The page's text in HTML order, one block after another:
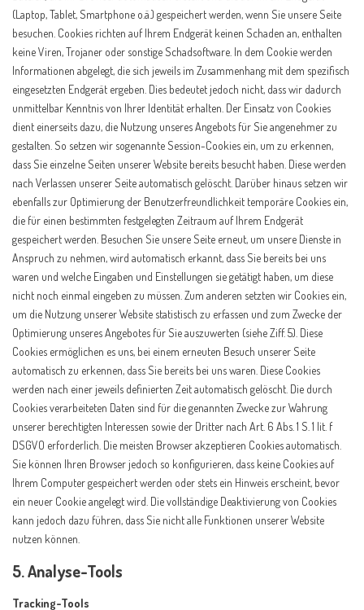
(Laptop, Tablet, Smartphone o.ä.) gespeichert werden, wenn Sie unsere Seite
besuchen. Cookies richten auf Ihrem Endgerät keinen Schaden an, enthalten
keine Viren, Trojaner oder sonstige Schadsoftware. In dem Cookie werden
Informationen abgelegt, die sich jeweils im Zusammenhang mit dem spezifisch
eingesetzten Endgerät ergeben. Dies bedeutet jedoch nicht, dass wir dadurch
unmittelbar Kenntnis von Ihrer Identität erhalten. Der Einsatz von Cookies
dient einerseits dazu, die Nutzung unseres Angebots für Sie angenehmer zu
gestalten. So setzen wir sogenannte Session-Cookies ein, um zu erkennen,
dass Sie einzelne Seiten unserer Website bereits besucht haben. Diese werden
nach Verlassen unserer Seite automatisch gelöscht. Darüber hinaus setzen wir
ebenfalls zur Optimierung der Benutzerfreundlichkeit temporäre Cookies ein,
die für einen bestimmten festgelegten Zeitraum auf Ihrem Endgerät
gespeichert werden. Besuchen Sie unsere Seite erneut, um unsere Dienste in
Anspruch zu nehmen, wird automatisch erkannt, dass Sie bereits bei uns
waren und welche Eingaben und Einstellungen sie getätigt haben, um diese
nicht noch einmal eingeben zu müssen. Zum anderen setzten wir Cookies ein,
um die Nutzung unserer Website statistisch zu erfassen und zum Zwecke der
Optimierung unseres Angebotes für Sie auszuwerten (siehe Ziff. 5). Diese
Cookies ermöglichen es uns, bei einem erneuten Besuch unserer Seite
automatisch zu erkennen, dass Sie bereits bei uns waren. Diese Cookies
werden nach einer jeweils definierten Zeit automatisch gelöscht. Die durch
Cookies verarbeiteten Daten sind für die genannten Zwecke zur Wahrung
unserer berechtigten Interessen sowie der Dritter nach Art. 6 Abs. 1 S. 1 lit. f
DSGVO erforderlich. Die meisten Browser akzeptieren Cookies automatisch.
Sie können Ihren Browser jedoch so konfigurieren, dass keine Cookies auf
Ihrem Computer gespeichert werden oder stets ein Hinweis erscheint, bevor
ein neuer Cookie angelegt wird. Die vollständige Deaktivierung von Cookies
kann jedoch dazu führen, dass Sie nicht alle Funktionen unserer Website
nutzen können.
5. Analyse-Tools
Tracking-Tools